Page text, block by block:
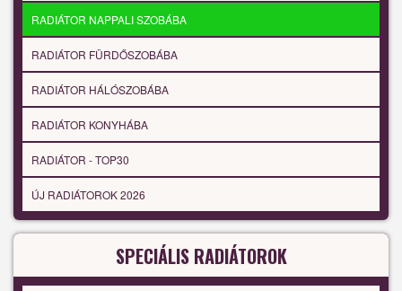
RADIÁTOR NAPPALI SZOBÁBA
RADIÁTOR FÜRDŐSZOBÁBA
RADIÁTOR HÁLÓSZOBÁBA
RADIÁTOR KONYHÁBA
RADIÁTOR - TOP30
ÚJ RADIÁTOROK 2026
SPECIÁLIS RADIÁTOROK